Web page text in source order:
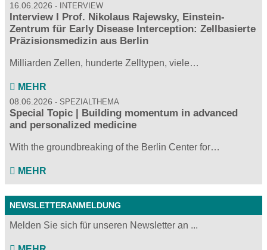
16.06.2026 INTERVIEW
Interview I Prof. Nikolaus Rajewsky, Einstein-
Zentrum für Early Disease Interception: Zellbasierte
Präzisionsmedizin aus Berlin
Milliarden Zellen, hunderte Zelltypen, viele…
MEHR
08.06.2026 SPEZIALTHEMA
Special Topic | Building momentum in advanced
and personalized medicine
With the groundbreaking of the Berlin Center for…
MEHR
NEWSLETTERANMELDUNG
Melden Sie sich für unseren Newsletter an ...